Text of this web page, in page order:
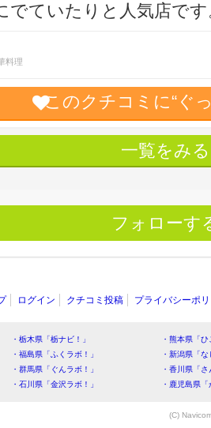
でていたりと人気店です
料理
このクチコミに“ぐ
一覧をみる
フォローす
ログイン クチコミ投稿 プライバシーポ
・栃木県「栃ナビ！」
・熊本県「
・福島県「ふくラボ！」
・新潟県「
・群馬県「ぐんラボ！」
・香川県「
・石川県「金沢ラボ！」
・鹿児島県
(C)